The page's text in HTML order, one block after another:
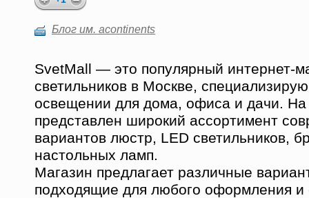
Блог им. acontinents
SvetMall — это популярный интернет-
светильников в Москве,
освещении для дома, офиса и дачи. На
представлен широкий ассортимент
вариантов люстр, LED светильников,
настольных ламп.
Магазин предлагает различные
подходящие для любого оформления и